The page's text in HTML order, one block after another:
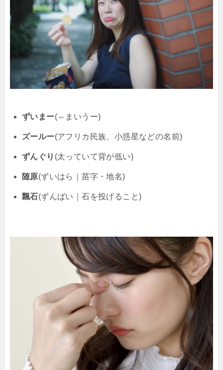
ずいまー(⇔まいうー)
ズールー(アフリカ民族、小惑星などの名前)
ずんぐり (太っていて背が低い)
随原(ずいはら｜苗字・地名)
飄石(ずんばい｜石を投げること)